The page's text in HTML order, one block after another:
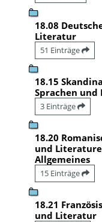
18.08
Literatur
51 Einträge
18.15
Sprachen
3 Einträge
18.20
und
Allgemeines
15 Einträge
18.21
und Literatur